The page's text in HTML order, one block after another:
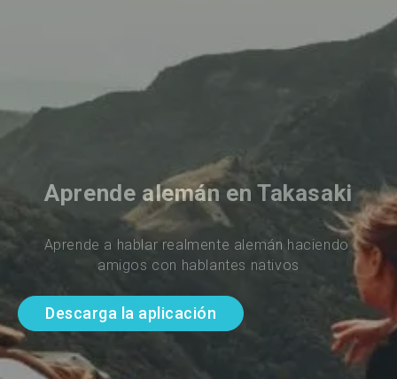
Aprende alemán en Takasaki
Aprende a hablar realmente alemán haciendo
amigos con hablantes nativos
Descarga la aplicación